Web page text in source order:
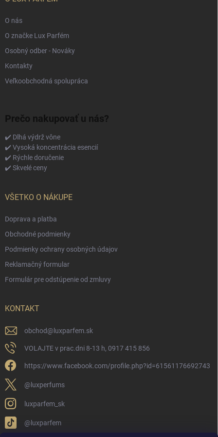
O nás
O značke Lux Parfém
Osobný odber - Nováky
Kontakty
Veľkoobchodná spolupráca
Prečo nakupovať u nás?
✔️ Dlhá výdrž vône
✔️ Vysoká koncentrácia esencií
✔️ Rýchle doručenie
✔️ Skvelé ceny
VŠETKO O NÁKUPE
Doprava a platba
Obchodné podmienky
Podmienky ochrany osobných údajov
Reklamačný formular
Formulár pre odstúpenie od zmluvy
KONTAKT
obchod@ luxparfem.sk
VOLAJTE v prac.dni 8-13 h, 0917 415 856
https://www.facebook.com/profile.php?id=61561176692743
@luxperfums
luxparfem_sk
@luxparfem